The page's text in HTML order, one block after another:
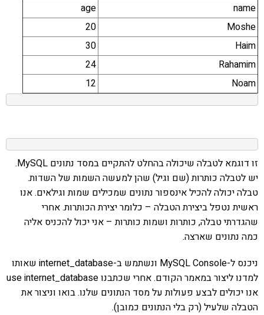
name
age
Moshe
20
Haim
30
Rahamim
24
Noam
12
זו דוגמא לטבלה שיכולה בהחלט להתקיים במסד נתונים MySQL.
יש לטבלה כותרות (שם וגיל) שהן למעשה השמות של השדות.
טבלה יכולה להכיל אינספור נתונים שמכילים שמות וגילאים. אנו
ראשית נטפל ביצירת הטבלה – כלומר יצירת הכותרות. אחרי
שהגדרתי טבלה, כותרות ושמות כותרות – אני יכול להכניס אליה
כמה נתונים שארצה.
ניכנס ל-MySQL Console ונשתמש ב-internet_database שאותו
למדנו ליצור במאמר הקודם. אחרי שכתבנו use internet_database
אנו יכולים לבצע פעולות על מסד הנתונים שלנו. בואו וניצור את
הטבלה שלעיל (רק בלי הנתונים כמובן).